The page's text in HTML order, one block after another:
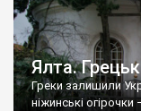
Ялта.
Греки залишили
ніжинські